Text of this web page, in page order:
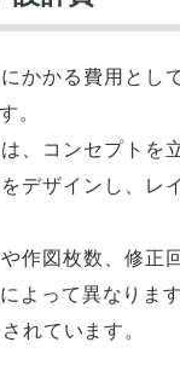
かかる費用とし
。
、コンセプトを
デザインし、レ
作図枚数、修正
よって異なりま
れています。